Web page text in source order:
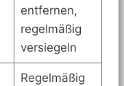
entfernen,
regelmäßig
versiegeln
Regelmäßig